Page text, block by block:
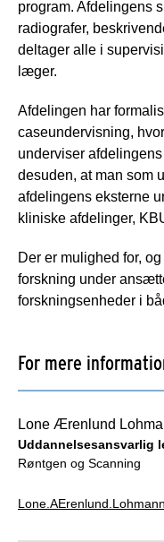
program. Afdelingens
radiografer,
deltager alle i
læger.
Afdelingen har
caseundervisning,
underviser
desuden, at man som
afdelingens eksterne
kliniske afdelinger,
Der er mulighed for,
forskning under
forskningsenheder i
For mere
Lone Ærenlund
Uddannelsesansvarlig
Røntgen og Scanning